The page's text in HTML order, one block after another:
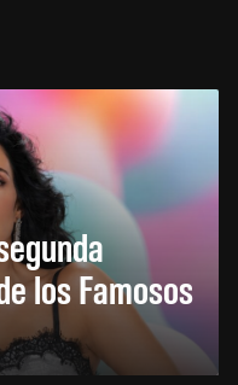
los Famosos